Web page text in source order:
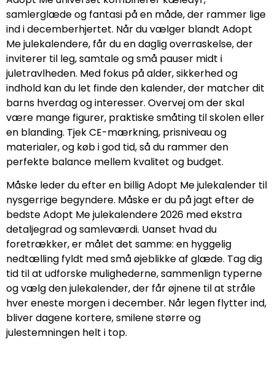
samlerglæde og fantasi på en måde, der rammer lige
ind i decemberhjertet. Når du vælger blandt Adopt
Me julekalendere, får du en daglig overraskelse, der
inviterer til leg, samtale og små pauser midt i
juletravlheden. Med fokus på alder, sikkerhed og
indhold kan du let finde den kalender, der matcher dit
barns hverdag og interesser. Overvej om der skal
være mange figurer, praktiske småting til skolen eller
en blanding. Tjek CE-mærkning, prisniveau og
materialer, og køb i god tid, så du rammer den
perfekte balance mellem kvalitet og budget.
Måske leder du efter en billig Adopt Me julekalender til
nysgerrige begyndere. Måske er du på jagt efter de
bedste Adopt Me julekalendere 2026 med ekstra
detaljegrad og samleværdi. Uanset hvad du
foretrækker, er målet det samme: en hyggelig
nedtælling fyldt med små øjeblikke af glæde. Tag dig
tid til at udforske mulighederne, sammenlign typerne
og vælg den julekalender, der får øjnene til at stråle
hver eneste morgen i december. Når legen flytter ind,
bliver dagene kortere, smilene større og
julestemningen helt i top.